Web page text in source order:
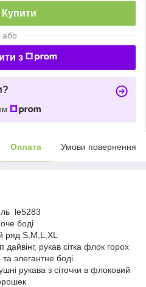
Купити
або
з
Оплата Умови повернення
le5283
боді
ряд S,M,L,XL
рукав сітка флок горох
элегантне боді
рукава з сіточки в флоковий